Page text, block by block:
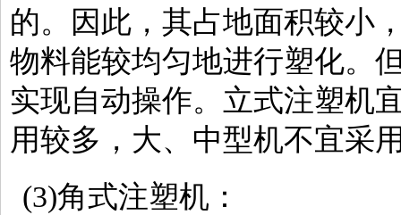
的。因此，其占地面积较小
物料能较均匀地进行塑化。
实现自动操作。立式注塑机
用较多，大、中型机不宜采
(3)角式注塑机：